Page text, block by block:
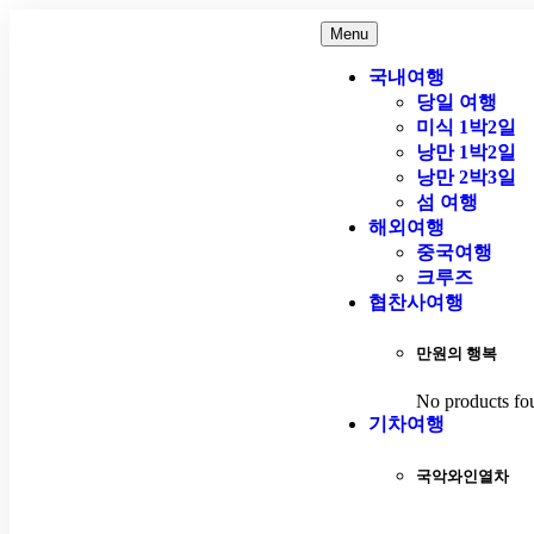
Menu
국내여행
당일 여행
미식 1박2일
낭만 1박2일
낭만 2박3일
섬 여행
해외여행
중국여행
크루즈
협찬사여행
만원의 행복
No products
기차여행
국악와인열차